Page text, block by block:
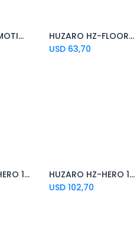
HUZARO HZ-MOTION 1.2 SOPORTE PARA MONITOR
Add to Cart
HUZARO HZ-FLOOR MAT 2.0 ALFOMBRA PARA SILLA GAMING
USD 63,70
HUZARO HZ-HERO 1.6 MESA/ESCRITORIO GAMING WHITE
Add to Cart
HUZARO HZ-HERO 1.6 MESA/ESCRITORIO GAMING BLACK
USD102,70